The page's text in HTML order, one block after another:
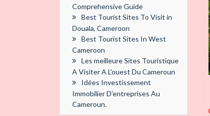
Comprehensive Guide
Best Tourist Sites To Visit in
Douala, Cameroon
Best Tourist Sites In West
Cameroon
Les meilleure Sites Touristique
A Visiter A L’ouest Du Cameroun
Idées Investissement
Immobilier D’entreprises Au
Cameroun.